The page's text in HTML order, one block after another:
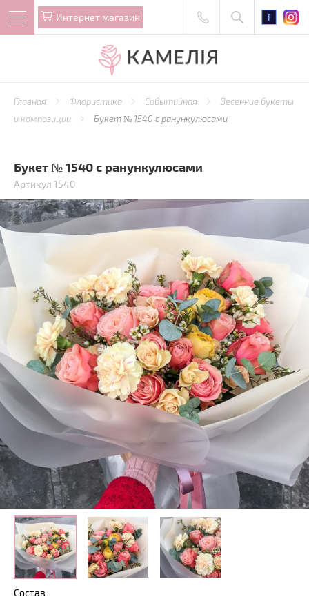
Интернет магазин
Главная Флористика Событийная
Весенние букеты
и композиции
Букет № 1540 с ранункулюсами
Букет № 1540 с ранункулюсами
Артикул 1540
Состав